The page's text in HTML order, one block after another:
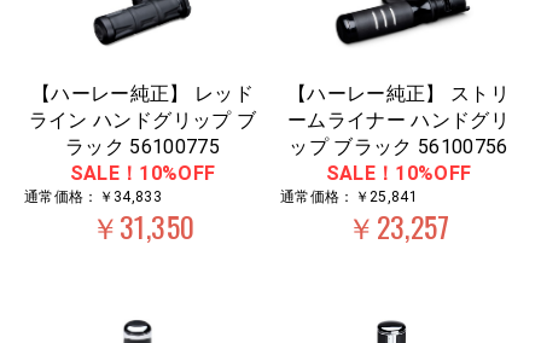
【ハーレー純正】 レッド
ライン ハンドグリップ ブ
ラック 56100775
SALE！10%OFF
通常価格：￥34,833
￥31,350
【ハーレー純正】 ストリ
ームライナー ハンドグリ
ップ ブラック 56100756
SALE！10%OFF
通常価格：￥25,841
￥23,257